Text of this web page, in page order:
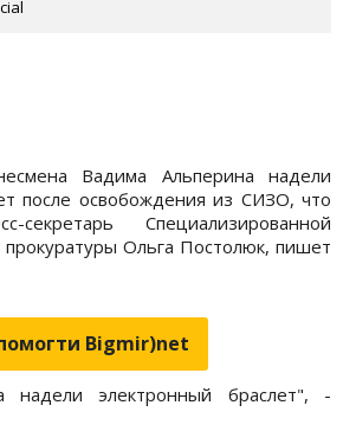
Вадима Альперина надели
после освобождения из СИЗО, что
секретарь Специализированной
Ольга Постолюк, пишет
Bigmir)net
надели электронный браслет", -